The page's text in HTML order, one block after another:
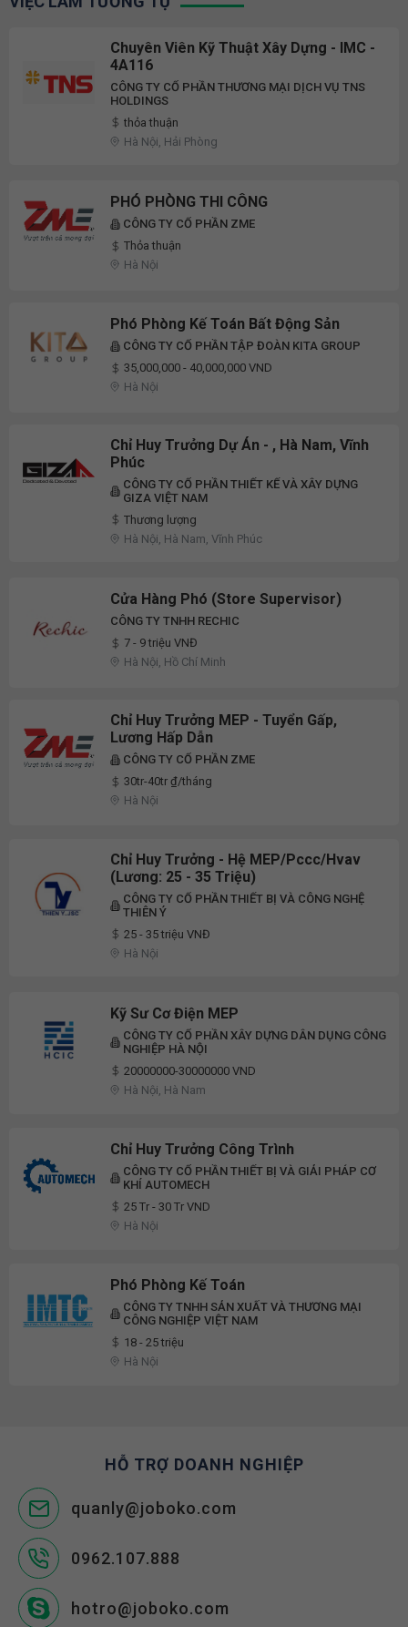
Chuyên Viên Kỹ Thuật Xây Dựng - IMC -
4A116
CÔNG TY CỔ PHẦN THƯƠNG MẠI DỊCH VỤ TNS
HOLDINGS
thỏa thuận
Hà Nội, Hải Phòng
PHÓ PHÒNG THI CÔNG
CÔNG TY CỔ PHẦN ZME
Thỏa thuận
Hà Nội
Phó Phòng Kế Toán Bất Động Sản
CÔNG TY CỔ PHẦN TẬP ĐOÀN KITA GROUP
35,000,000 - 40,000,000 VND
Hà Nội
Chỉ Huy Trưởng Dự Án - , Hà Nam, Vĩnh
Phúc
CÔNG TY CỔ PHẦN THIẾT KẾ VÀ XÂY DỰNG
GIZA VIỆT NAM
Thương lượng
Hà Nội, Hà Nam, Vĩnh Phúc
Cửa Hàng Phó (Store Supervisor)
CÔNG TY TNHH RECHIC
7 - 9 triệu VNĐ
Hà Nội, Hồ Chí Minh
Chỉ Huy Trưởng MEP - Tuyển Gấp,
Lương Hấp Dẫn
CÔNG TY CỔ PHẦN ZME
30tr-40tr ₫/tháng
Hà Nội
Chỉ Huy Trưởng - Hệ MEP/Pccc/Hvav
(Lương: 25 - 35 Triệu)
CÔNG TY CỔ PHẦN THIẾT BỊ VÀ CÔNG NGHỆ
THIÊN Ý
25 - 35 triệu VNĐ
Hà Nội
Kỹ Sư Cơ Điện MEP
CÔNG TY CỔ PHẦN XÂY DỰNG DÂN DỤNG CÔNG
NGHIỆP HÀ NỘI
20000000-30000000 VND
Hà Nội, Hà Nam
Chỉ Huy Trưởng Công Trình
CÔNG TY CỔ PHẦN THIẾT BỊ VÀ GIẢI PHÁP CƠ
KHÍ AUTOMECH
25 Tr - 30 Tr VND
Hà Nội
Phó Phòng Kế Toán
CÔNG TY TNHH SẢN XUẤT VÀ THƯƠNG MẠI
CÔNG NGHIỆP VIỆT NAM
18 - 25 triệu
Hà Nội
HỖ TRỢ DOANH NGHIỆP
quanly@joboko.com
0962.107.888
hotro@joboko.com